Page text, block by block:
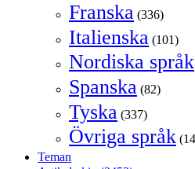
Franska (336)
Italienska (101)
Nordiska språk
Spanska (82)
Tyska (337)
Övriga språk
Teman